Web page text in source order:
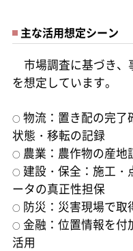
主な活用想定シーン
市場調査に基づき、
を想定しています。
○物流：置き配の完了
状態・移転の記録
○農業：農作物の産地
○建設・保全：施工・
ータの真正性担保
○防災：災害現場で取
○金融：位置情報を付
活用